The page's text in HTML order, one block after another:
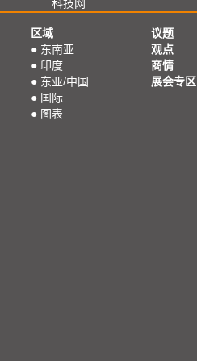
科技网
区域
● 东南亚
● 印度
● 东亚/中国
● 国际
● 图表
议题
观点
商情
展会专区